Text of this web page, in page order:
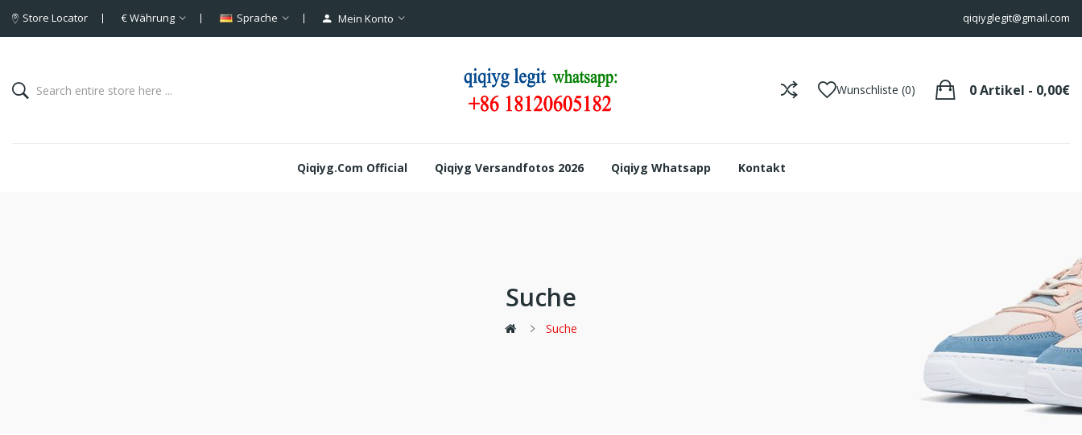
Store Locator €Währung Sprache Mein Konto qiqiyglegit@gmail.com
Wunschliste (0) 0 Artikel - 0,00€
Qiqiyg.com Official Qiqiyg Versandfotos 2026 Qiqiyg Whatsapp Kontakt
Suche
Suche